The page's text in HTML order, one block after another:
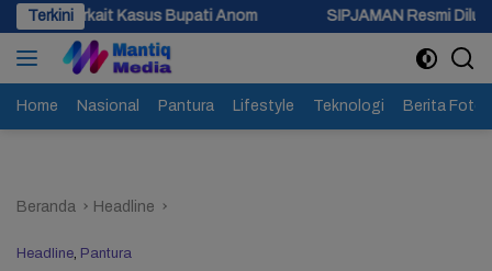
Langsung
ke
konten
Terkini
Bupati Anom SIPJAMAN Resmi Diluncurkan, Pemkab
Home Nasional Pantura Lifestyle Teknologi Berita Foto
Beranda Headline
Headline, Pantura